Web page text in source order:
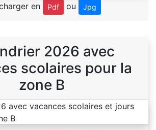
en Pdf ou Jpg
2026 avec
scolaires pour la
zone B